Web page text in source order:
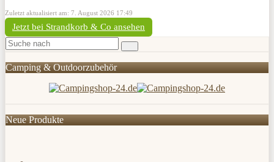
Zuletzt aktualisiert am: 7. August 2026 17:49
Jetzt bei Strandkorb & Co ansehen
Camping & Outdoorzubehör
Neue Produkte